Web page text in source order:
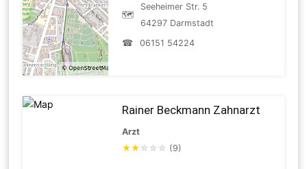
🗺
Seeheimer Str. 5
64297 Darmstadt
☎
06151 54224
Rainer Beckmann Zahnarzt
Arzt
★★ ☆ ☆ ☆ (9)